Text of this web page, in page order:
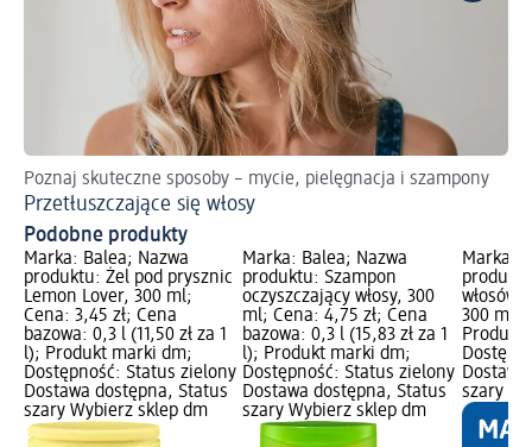
Poznaj skuteczne sposoby – mycie, pielęgnacja i szampony
Przetłuszczające się włosy
Podobne produkty
Marka: Balea; Nazwa
produktu: Żel pod prysznic
Lemon Lover, 300 ml;
Cena: 3,45 zł; Cena
bazowa: 0,3 l (11,50 zł za 1
l); Produkt marki dm;
Dostępność: Status zielony
Dostawa dostępna, Status
szary Wybierz sklep dm
Marka: Balea; Nazwa
produktu: Szampon
oczyszczający włosy, 300
ml; Cena: 4,75 zł; Cena
bazowa: 0,3 l (15,83 zł za 1
l); Produkt marki dm;
Dostępność: Status zielony
Dostawa dostępna, Status
szary Wybierz sklep dm
Marka:
włosów
300 ml;
Produkt
szary